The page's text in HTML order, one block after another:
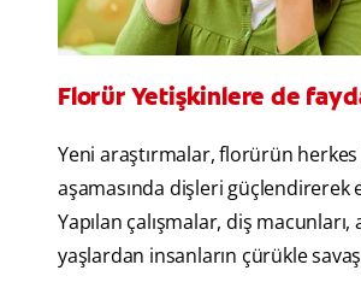
Florür Yetişkinlere de
Yeni araştırmalar, florürün
aşamasında dişleri güçlendirerek
Yapılan çalışmalar, diş
yaşlardan insanların çürükle